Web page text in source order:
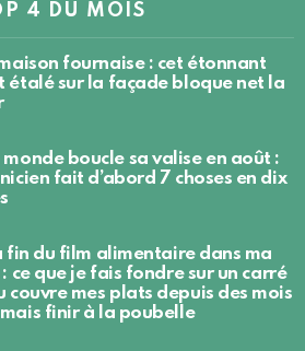
4 DU MOIS
fournaise : cet étonnant
étalé sur la façade bloque net la
monde boucle sa valise en août :
fait d’abord 7 choses en dix
fin du film alimentaire dans ma
: ce que je fais fondre sur un carré
couvre mes plats depuis des mois
finir à la poubelle